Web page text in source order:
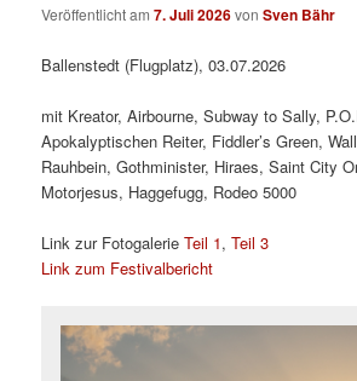
Veröffentlicht am7. Juli 2026vonSven Bähr
Ballenstedt (Flugplatz), 03.07.2026
mit Kreator, Airbourne, Subway to Sally,
Apokalyptischen Reiter, Fiddler’s Green,
Rauhbein, Gothminister, Hiraes, Saint City
Motorjesus, Haggefugg, Rodeo 5000
Link zur FotogalerieTeil 1,Teil 3
Link zum Festivalbericht